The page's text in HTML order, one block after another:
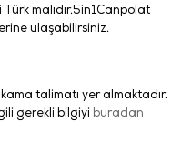
malıdır.5in1Canpolat
ulaşabilirsiniz.
talimatı yer almaktadır.
gerekli bilgiyi buradan